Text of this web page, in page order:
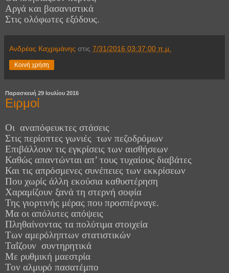
Αργά και βασανιστικά
Στις ολόφωτες εξόδους.
Ανδρέας Καχριμάνης στις 7/31/2016 03:37:00 π.μ.
Κοινή χρήση
Παρασκευή 29 Ιουλίου 2016
Ειρμοί
Οι αναπόφευκτες στάσεις
Στις περίοπτες γωνιές των πεζοδρόμων
Επιβάλλουν τις εγκρίσεις των αισθήσεων
Καθώς απαντώνται απ’ τους τυχαίους διαβάτες
Και τις απρόσμενες συνέπειες των εκκρίσεων
Που χωρίς άλλη εκούσια καθυστέρηση
Χαραμίζουν ξανά τη στερνή σοφία
Της γιορτινής μέρας που προσπέρναγε.
Μα οι απόλυτες απόψεις
Πληθαίνοντας τα πολύτιμα στοιχεία
Των αμερόληπτων στατιστικών
Ταΐζουν συντηρητικά
Με ρυθμική μαεστρία
Τον αλμυρό πασατέμπο